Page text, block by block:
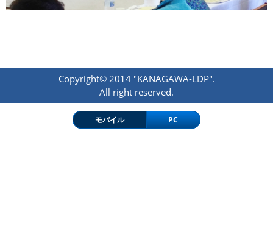
Copyright© 2014 "KANAGAWA-LDP".
All right reserved.
モバイル PC